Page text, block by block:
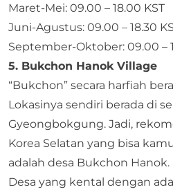
Maret-Mei: 09.00 – 18.00 KST
Juni-Agustus: 09.00 – 18.30
September-Oktober: 09.00 –
5. Bukchon Hanok Village
“Bukchon” secara harfiah
Lokasinya sendiri berada di
Gyeongbokgung. Jadi,
Korea Selatan yang bisa
adalah desa Bukchon Hanok.
Desa yang kental dengan